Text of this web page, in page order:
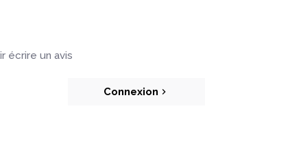
écrire un avis
Connexion